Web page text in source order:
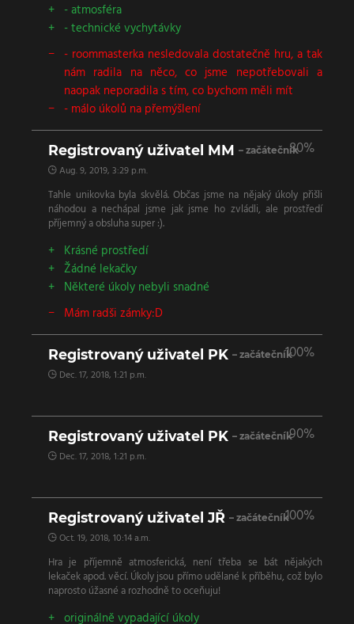
- atmosféra
- technické vychytávky
- roommasterka nesledovala dostatečně hru, a tak
nám radila na něco, co jsme nepotřebovali a
naopak neporadila s tím, co bychom měli mít
- málo úkolů na přemýšlení
80%
Registrovaný uživatel MM – začátečník
Aug. 9, 2019, 3:29 p.m.
Tahle unikovka byla skvělá. Občas jsme na nějaký úkoly přišli
náhodou a nechápal jsme jak jsme ho zvládli, ale prostředí
příjemný a obsluha super :).
Krásné prostředí
Žádné lekačky
Některé úkoly nebyli snadné
Mám radši zámky:D
100%
Registrovaný uživatel PK – začátečník
Dec. 17, 2018, 1:21 p.m.
90%
Registrovaný uživatel PK – začátečník
Dec. 17, 2018, 1:21 p.m.
100%
Registrovaný uživatel JŘ – začátečník
Oct. 19, 2018, 10:14 a.m.
Hra je příjemně atmosferická, není třeba se bát nějakých
lekaček apod. věcí. Úkoly jsou přímo udělané k příběhu, což bylo
naprosto úžasné a rozhodně to oceňuju!
originálně vypadající úkoly